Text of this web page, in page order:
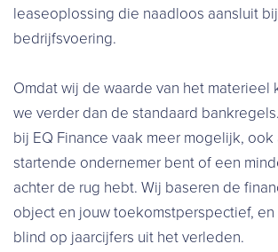
leaseoplossing die naadloos aansluit
bedrijfsvoering.
Omdat wij de waarde van het materieel
we verder dan de standaard
bij EQ Finance vaak meer mogelijk,
startende ondernemer bent of een
achter de rug hebt. Wij baseren de
object en jouw toekomstperspectief,
blind op jaarcijfers uit het verleden.